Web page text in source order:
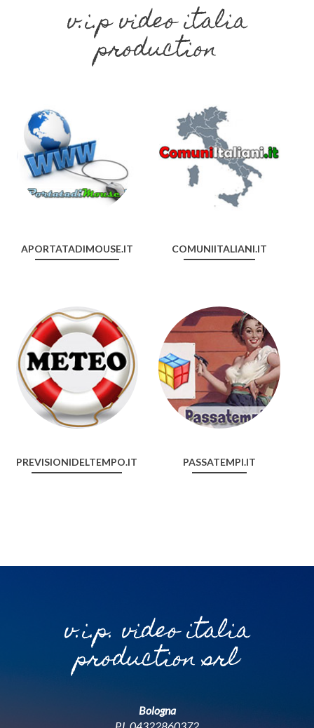
v.i.p video italia
production
APORTATADIMOUSE.IT COMUNIITALIANI.IT
PREVISIONIDELTEMPO.IT PASSATEMPI.IT
v.i.p. video italia
production srl
Bologna